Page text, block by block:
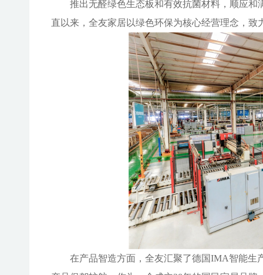
推出无醛绿色生态板和有效抗菌材料，顺应
直以来，全友家居以绿色环保为核心经营理念，
在产品智造方面，全友汇聚了德国IMA智能生